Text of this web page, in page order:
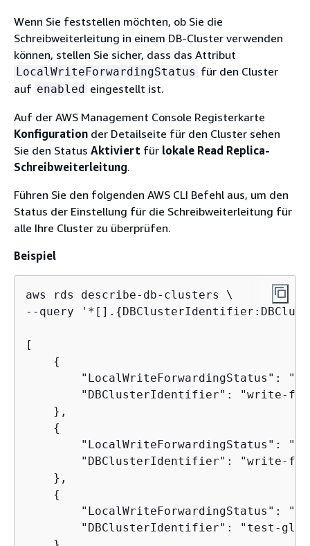
Wenn Sie feststellen möchten, ob Sie die
Schreibweiterleitung in einem DB-Cluster verwenden
können, stellen Sie sicher, dass das Attribut
LocalWriteForwardingStatus für den Cluster
auf enabled eingestellt ist.
Auf der AWS Management Console Registerkarte
Konfiguration der Detailseite für den Cluster sehen
Sie den Status Aktiviert für lokale Read Replica-
Schreibweiterleitung.
Führen Sie den folgenden AWS CLI Befehl aus, um den
Status der Einstellung für die Schreibweiterleitung für
alle Ihre Cluster zu überprüfen.
Beispiel
aws rds describe-db-clusters \
--query '*[]. {
[
{
"LocalWriteForwardingStatus":
"DBClusterIdentifier": "write-
    },
{
"LocalWriteForwardingStatus":
"DBClusterIdentifier": "write-
    },
{
"LocalWriteForwardingStatus":
"DBClusterIdentifier": "test-